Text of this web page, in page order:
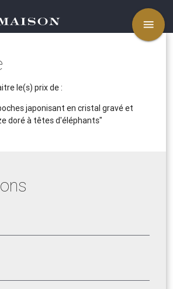
menu
le(s) prix de :
japonisant en cristal gravé et
doré à têtes d'éléphants"